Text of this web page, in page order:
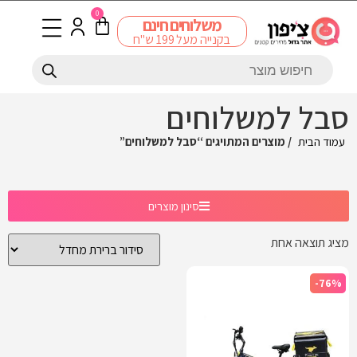
משלוחים חינם
בקנייה מעל 199 ש"ח
0
סבל למשלוחים
עמוד הבית / מוצרים המתויגים “סבל למשלוחים”
סינון מוצרים
מציג תוצאה אחת
-76%